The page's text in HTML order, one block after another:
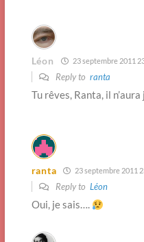
Léon 23 septembre 2011
Reply to ranta
Tu rêves, Ranta, il
ranta 23 septembre 2011
Reply to Léon
Oui, je sais….